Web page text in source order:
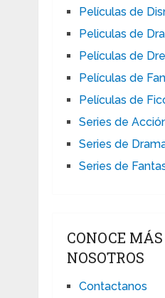
Películas de
Peliculas de
Películas de
Películas de
Películas de
Series de
Series de
Series de
CONOCE MÁS
NOSOTROS
Contactanos